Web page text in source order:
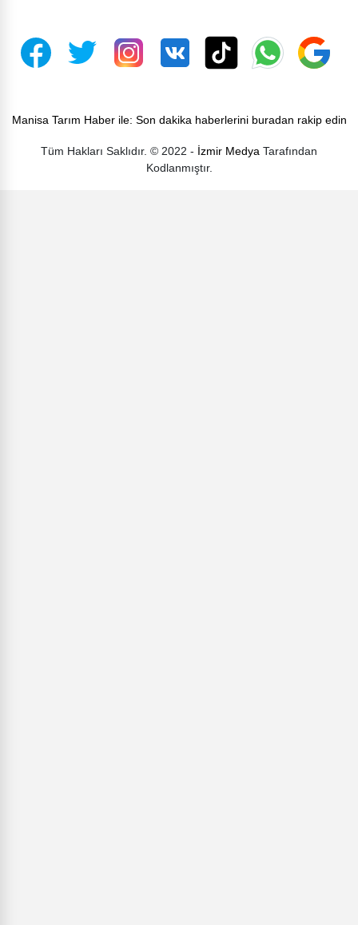
Manisa Tarım Haber ile: Son dakika haberlerini buradan rakip edin
Tüm Hakları Saklıdır. © 2022 - İzmir Medya Tarafından
Kodlanmıştır.